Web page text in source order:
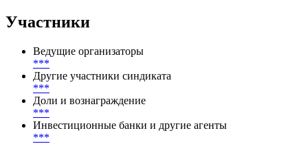
Участники
Ведущие организаторы
***
Другие участники синдиката
***
Доли и вознаграждение
***
Инвестиционные банки и другие агенты
***